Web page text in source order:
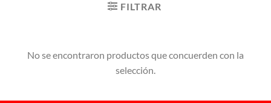
FILTRAR
No se encontraron productos que concuerden con la
selección.